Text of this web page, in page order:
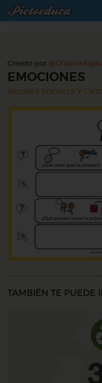
Creado por @GrupoAdapta
EMOCIONES
VALORES SOCIALES Y
TAMBIÉN TE PUEDE